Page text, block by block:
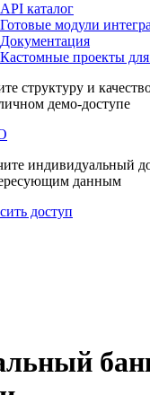
Получить доступ
API and Data Feed
Готовые модули
Документация
демо-доступе